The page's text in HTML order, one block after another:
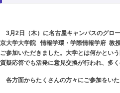
3月2日（木）に名古屋キャンパスのグロ
京大学大学院 情報学環・学際情報学府 教
ご参加いただきました。大学とは何かとい
質疑応答でも活発に意見交換が行われ、多
各方面からたくさんの方々にご参加をいた